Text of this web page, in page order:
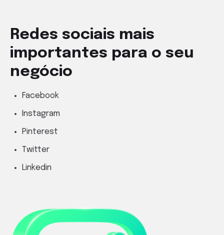
Redes sociais mais
importantes para o seu
negócio
Facebook
Instagram
Pinterest
Twitter
Linkedin